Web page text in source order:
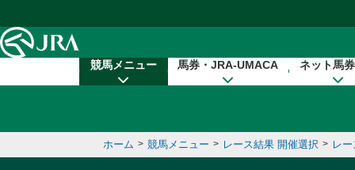
競馬メニュー 馬券・JRA-UMACA ネット馬
ホーム > 競馬メニュー > レース結果 開催選択 > レ